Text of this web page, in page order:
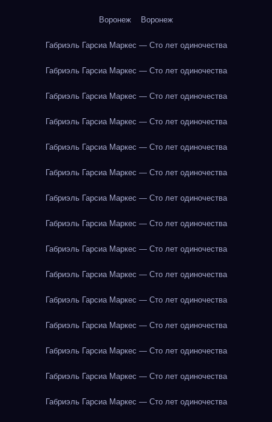
Воронеж Воронеж
Габриэль Гарсиа Маркес — Сто лет одиночества
Габриэль Гарсиа Маркес — Сто лет одиночества
Габриэль Гарсиа Маркес — Сто лет одиночества
Габриэль Гарсиа Маркес — Сто лет одиночества
Габриэль Гарсиа Маркес — Сто лет одиночества
Габриэль Гарсиа Маркес — Сто лет одиночества
Габриэль Гарсиа Маркес — Сто лет одиночества
Габриэль Гарсиа Маркес — Сто лет одиночества
Габриэль Гарсиа Маркес — Сто лет одиночества
Габриэль Гарсиа Маркес — Сто лет одиночества
Габриэль Гарсиа Маркес — Сто лет одиночества
Габриэль Гарсиа Маркес — Сто лет одиночества
Габриэль Гарсиа Маркес — Сто лет одиночества
Габриэль Гарсиа Маркес — Сто лет одиночества
Габриэль Гарсиа Маркес — Сто лет одиночества